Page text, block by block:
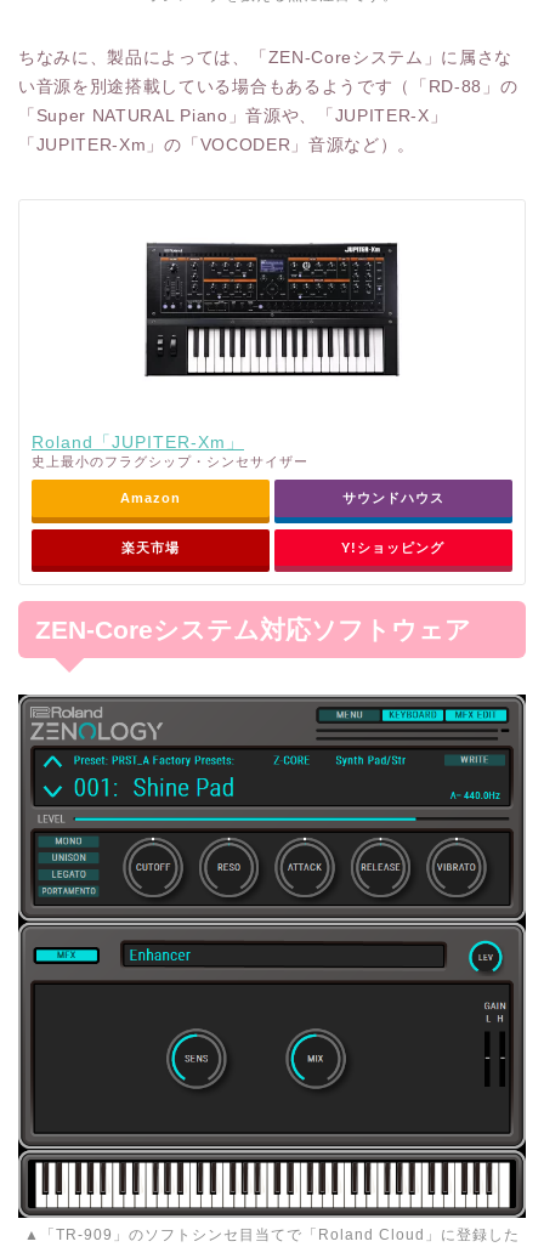
ちなみに、製品によっては、「ZEN-Coreシステム」に属さな
い音源を別途搭載している場合もあるようです（「RD-88」の
「Super NATURAL Piano」音源や、「JUPITER-X」
「JUPITER-Xm」の「VOCODER」音源など）。
Roland「JUPITER-Xm」
史上最小のフラグシップ・シンセサイザー
Amazon サウンドハウス
楽天市場 Y!ショッピング
ZEN-Coreシステム対応ソフトウェア
▲「TR-909」のソフトシンセ目当てで「Roland Cloud」に登録した